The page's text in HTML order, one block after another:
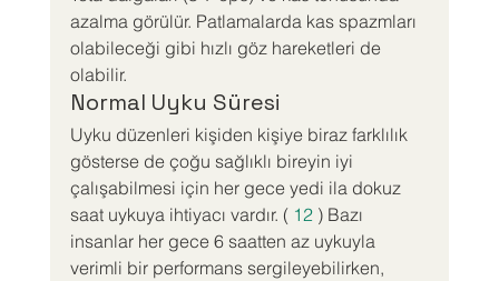
azalma görülür. Patlamalarda kas spazmları
olabileceği gibi hızlı göz hareketleri de
olabilir.
Normal Uyku Süresi
Uyku düzenleri kişiden kişiye biraz farklılık
gösterse de çoğu sağlıklı bireyin iyi
çalışabilmesi için her gece yedi ila dokuz
saat uykuya ihtiyacı vardır. ( 12 ) Bazı
insanlar her gece 6 saatten az uykuyla
verimli bir performans sergileyebilirken,